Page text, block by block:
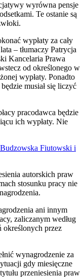
wyrówna pensje
Te ostanie są
wypłaty za cały
– tłumaczy Patrycja
Kancelaria Prawa
od określonego w
wypłaty. Ponadto
musiał się liczyć
pracodawca będzie
ich wypłaty. Nie
Fiutowski i
autorskich praw
stosunku pracy nie
ani innym
zaliczanym według
określonych przez
wynagrodzenie za
gdy miesięczne
przeniesienia praw